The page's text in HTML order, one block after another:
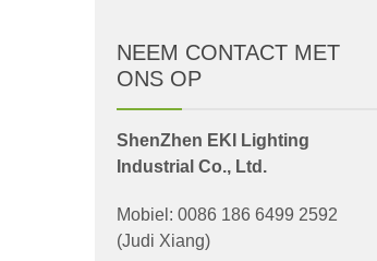
NEEM CONTACT MET
ONS OP
ShenZhen EKI Lighting
Industrial Co., Ltd.
Mobiel: 0086 186 6499 2592
(Judi Xiang)